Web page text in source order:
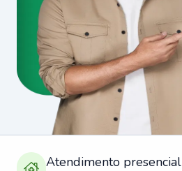
Atendimento presencial